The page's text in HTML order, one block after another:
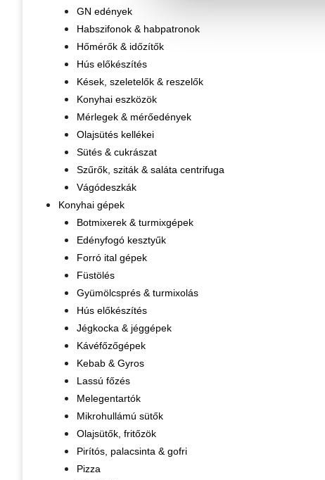
GN edények
Habszifonok & habpatronok
Hőmérők & időzítők
Hús előkészítés
Kések, szeletelők & reszelők
Konyhai eszközök
Mérlegek & mérőedények
Olajsütés kellékei
Sütés & cukrászat
Szűrők, sziták & saláta centrifuga
Vágódeszkák
Konyhai gépek
Botmixerek & turmixgépek
Edényfogó kesztyűk
Forró ital gépek
Füstölés
Gyümölcsprés & turmixolás
Hús előkészítés
Jégkocka & jéggépek
Kávéfőzőgépek
Kebab & Gyros
Lassú főzés
Melegentartók
Mikrohullámú sütők
Olajsütők, fritőzök
Pirítós, palacsinta & gofri
Pizza